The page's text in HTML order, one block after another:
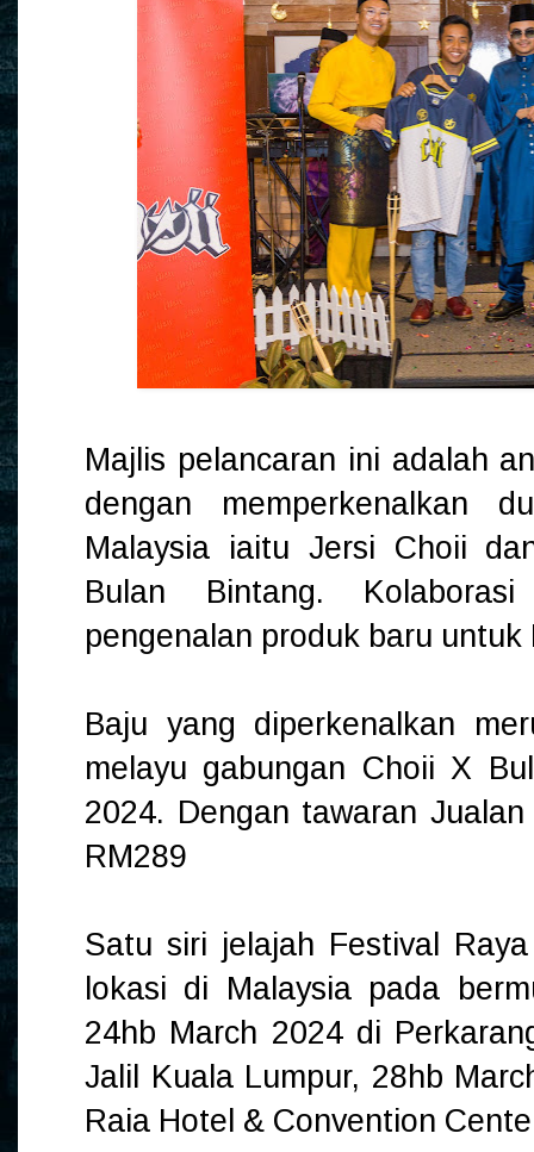
Majlis pelancaran ini adalah
dengan memperkenalkan
Malaysia iaitu Jersi Choii
Bulan Bintang.
pengenalan produk baru untuk
Baju yang diperkenalkan
melayu gabungan Choii X
2024. Dengan tawaran
RM289
Satu siri jelajah Festival
lokasi di Malaysia pada
24hb March 2024 di
Jalil Kuala Lumpur, 28hb
Raia Hotel & Convention